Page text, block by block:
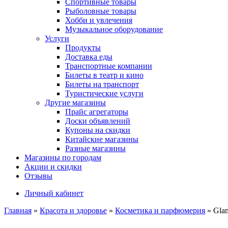
Спортивные товары
Рыболовные товары
Хобби и увлечения
Музыкальное оборудование
Услуги
Продукты
Доставка еды
Транспортные компании
Билеты в театр и кино
Билеты на транспорт
Туристические услуги
Другие магазины
Прайс агрегаторы
Доски объявлений
Купоны на скидки
Китайские магазины
Разные магазины
Магазины по городам
Акции и скидки
Отзывы
Личный кабинет
Главная » Красота и здоровье » Косметика и парфюмерия »